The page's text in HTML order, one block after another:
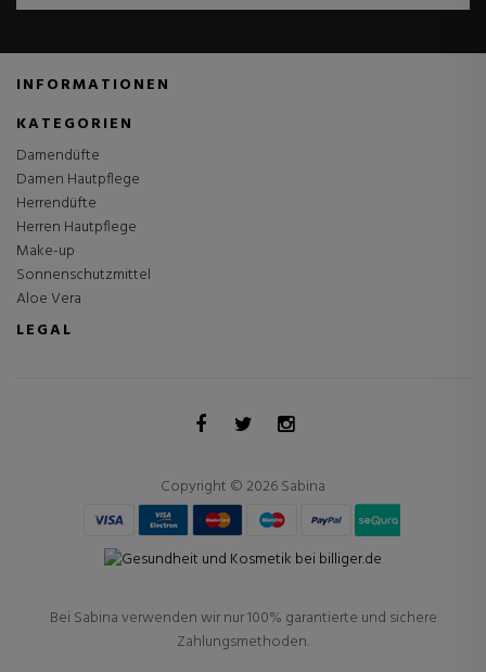
INFORMATIONEN
KATEGORIEN
Damendüfte
Damen Hautpflege
Herrendüfte
Herren Hautpflege
Make-up
Sonnenschutzmittel
Aloe Vera
LEGAL
Copyright © 2026 Sabina
Bei Sabina verwenden wir nur 100% garantierte und sichere
Zahlungsmethoden.